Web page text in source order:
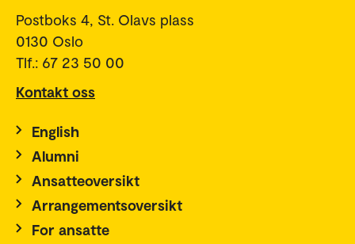
Postboks 4, St. Olavs plass
0130 Oslo
Tlf.: 67 23 50 00
Kontakt oss
English
Alumni
Ansatteoversikt
Arrangementsoversikt
For ansatte